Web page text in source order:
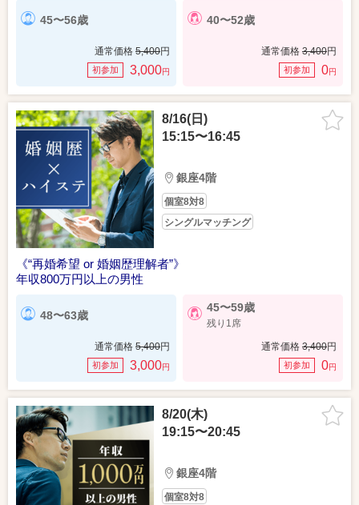
45〜56歳
通常価格 5,400円
初参加 3,000円
40〜52歳
通常価格 3,400円
初参加 0円
8/16(日)
15:15〜16:45
銀座4階
個室8対8
シングルマッチング
《“再婚希望 or 婚姻歴理解者”》
年収800万円以上の男性
48〜63歳
通常価格 5,400円
初参加 3,000円
45〜59歳
残り1席
通常価格 3,400円
初参加 0円
8/20(木)
19:15〜20:45
銀座4階
個室8対8